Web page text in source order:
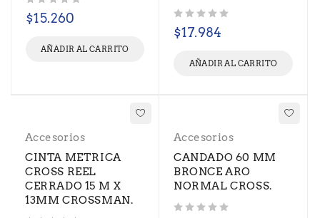
$15.260
AÑADIR AL CARRITO
$17.984
AÑADIR AL CARRITO
Accesorios
CINTA METRICA
CROSS REEL
CERRADO 15 M X
13MM CROSSMAN.
Accesorios
CANDADO 60 MM
BRONCE ARO
NORMAL CROSS.